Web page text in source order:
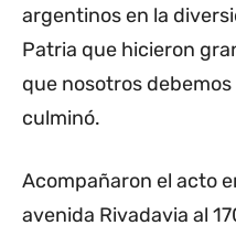
argentinos en la
Patria que hicieron
que nosotros
culminó.
Acompañaron el acto
avenida Rivadavia al